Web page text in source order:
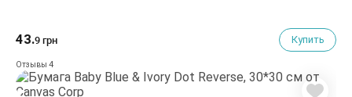
43.9 грн Купить
Отзывы 4